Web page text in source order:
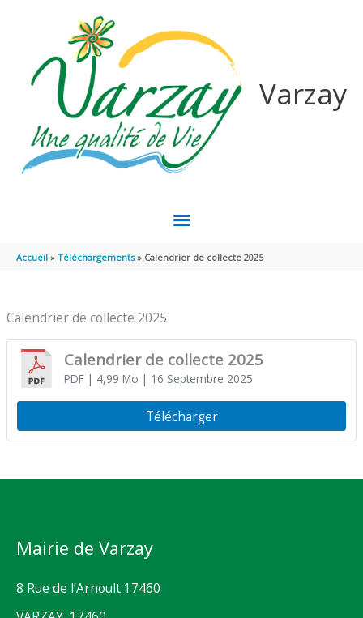
Varzay
MENU
PRINCIPAL
Accueil Téléchargements Calendrier de collecte 2025
Calendrier de collecte 2025
Calendrier de collecte 2025
PDF| 4,99 Mo | 16 Septembre 2025
Télécharger
Mairie de Varzay
8 Rue de l’Arnoult 17460